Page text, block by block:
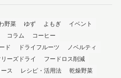
野菜 ゆず よもぎ
イベント
コラム
コーヒー
ド ドライフルーツ
ノベルティ
リーズドライ
フードロス削減
ス レシピ・活用法
乾燥野菜